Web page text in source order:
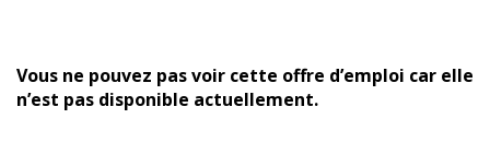
Vous ne pouvez pas voir cette offre d’emploi car elle
n’est pas disponible actuellement.